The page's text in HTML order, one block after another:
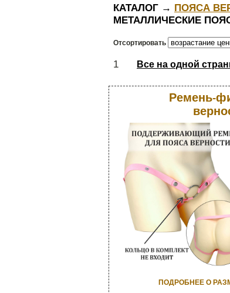
КАТАЛОГ → ПОЯСА
МЕТАЛЛИЧЕСКИЕ
Отсортировать
1 Все на одной
Ремень-
ПОДРОБНЕЕ О